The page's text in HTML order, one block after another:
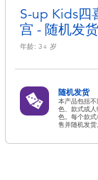
S-up Kids四
宫 - 随机发货
年龄: 3+ 岁
随机发货
本产品包括不
色、款式或人
色。每个款
售并随机发货